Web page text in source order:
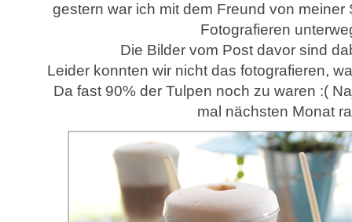
gestern war ich mit dem Freund von
Fotografieren
Die Bilder vom Post davor sind
Leider konnten wir nicht das fotografieren,
Da fast 90% der Tulpen noch zu waren :(
mal nächsten Monat